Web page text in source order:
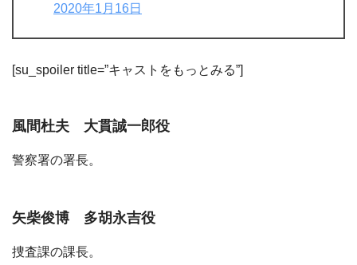
2020年1月16日
[su_spoiler title=”キャストをもっとみる”]
風間杜夫 大貫誠一郎役
警察署の署長。
矢柴俊博 多胡永吉役
捜査課の課長。